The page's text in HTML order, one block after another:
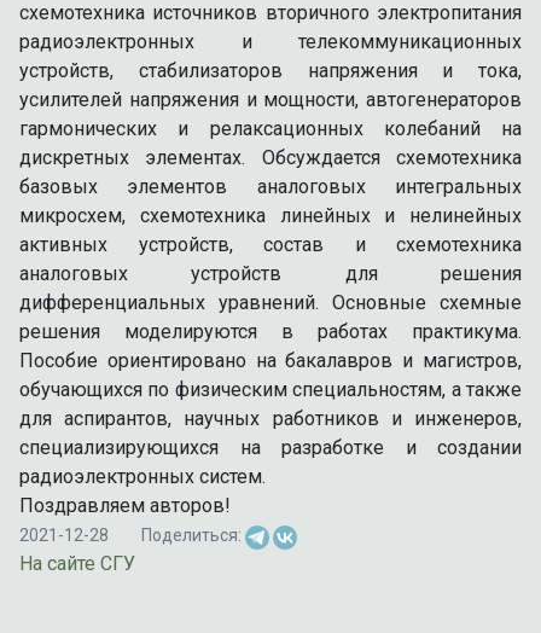
схемотехника источников вторичного электропитания
радиоэлектронных и телекоммуникационных
устройств, стабилизаторов напряжения и тока,
усилителей напряжения и мощности, автогенераторов
гармонических и релаксационных колебаний на
дискретных элементах. Обсуждается схемотехника
базовых элементов аналоговых интегральных
микросхем, схемотехника линейных и нелинейных
активных устройств, состав и схемотехника
аналоговых устройств для решения
дифференциальных уравнений. Основные схемные
решения моделируются в работах практикума.
Пособие ориентировано на бакалавров и магистров,
обучающихся по физическим специальностям, а также
для аспирантов, научных работников и инженеров,
специализирующихся на разработке и создании
радиоэлектронных систем.
Поздравляем авторов!
2021-12-28 Поделиться:
На сайте СГУ